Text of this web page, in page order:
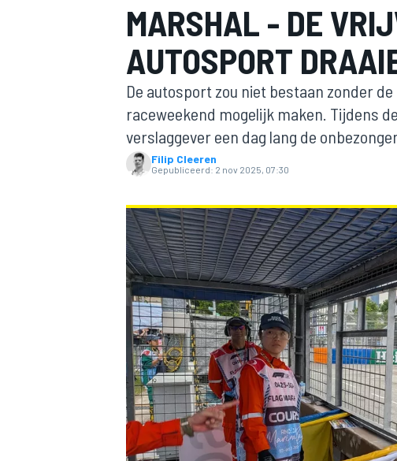
MOTOGP
INDYCAR
MARSHAL - DE
AUTOSPORT
De autosport zou niet bestaan zonder
raceweekend mogelijk maken. Tijdens
verslaggever een dag lang de
Filip Cleeren
Gepubliceerd: 2 nov 2025, 07:30